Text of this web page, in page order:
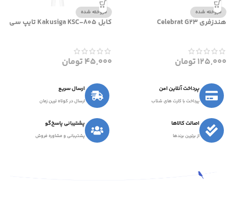
فروخته شده
هندزفری Celebrat G23
125,000تومان
فروخته شده
کابل Kakusiga KSC-805 تایپ سی
45,000تومان
پرداخت آنلاین امن
پرداخت با کارت های شتاب
ارسال سریع
ارسال در کوتاه ترین زمان
اصالت کالاها
از برترین برندها
پشتیبانی پاسخ‌گو
پشتیبانی و مشاوره فروش